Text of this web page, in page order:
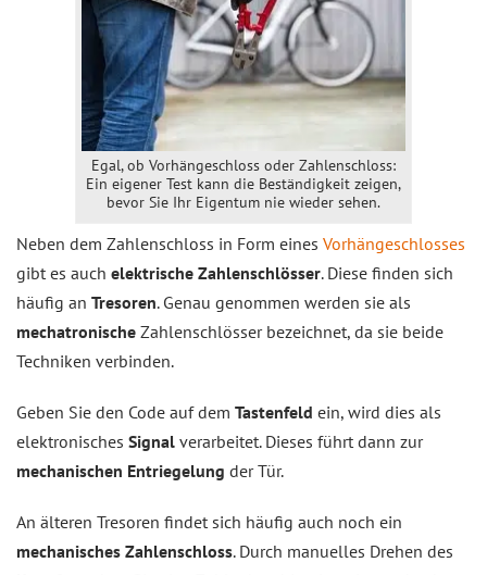
Egal, ob Vorhängeschloss oder Zahlenschloss:
Ein eigener Test kann die Beständigkeit zeigen,
bevor Sie Ihr Eigentum nie wieder sehen.
Neben dem Zahlenschloss in Form eines Vorhängeschlosses
gibt es auch elektrische Zahlenschlösser. Diese finden sich
häufig an Tresoren. Genau genommen werden sie als
mechatronische Zahlenschlösser bezeichnet, da sie beide
Techniken verbinden.
Geben Sie den Code auf dem Tastenfeld ein, wird dies als
elektronisches Signal verarbeitet. Dieses führt dann zur
mechanischen Entriegelung der Tür.
An älteren Tresoren findet sich häufig auch noch ein
mechanisches Zahlenschloss. Durch manuelles Drehen des